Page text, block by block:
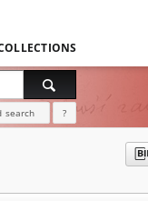
search ?